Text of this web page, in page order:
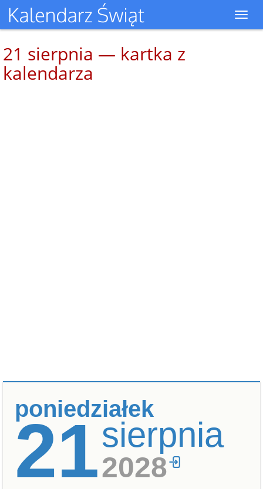
21 sierpnia — kartka z
kalendarza
poniedziałek
21sierpnia
2028